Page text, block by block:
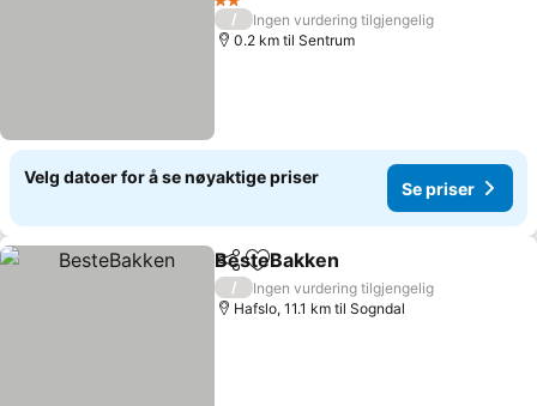
2 Stjerner
/
Ingen vurdering tilgjengelig
0.2 km til Sentrum
Velg datoer for å se nøyaktige priser
Se priser
Del Legg til i favoritter
BesteBakken
/
Ingen vurdering tilgjengelig
Hafslo, 11.1 km til Sogndal